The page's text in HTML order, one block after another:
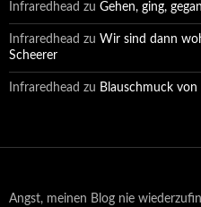
Infraredhead zu Gehen, ging,
Infraredhead zu Wir sind dann
Scheerer
Infraredhead zu Blauschmuck
Angst, meinen Blog nie